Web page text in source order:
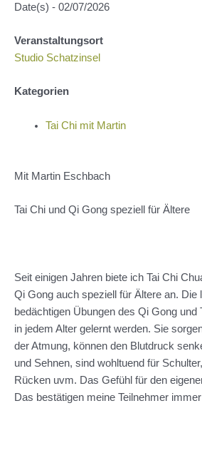
Date(s) - 02/07/2026
Veranstaltungsort
Studio Schatzinsel
Kategorien
Tai Chi mit Martin
Mit Martin Eschbach
Tai Chi und Qi Gong speziell für Ältere
Seit einigen Jahren biete ich Tai Chi
Qi Gong auch speziell für Ältere an. Die
bedächtigen Übungen des Qi Gong und
in jedem Alter gelernt werden. Sie
der Atmung, können den Blutdruck
und Sehnen, sind wohltuend für
Rücken uvm. Das Gefühl für den
Das bestätigen meine Teilnehmer